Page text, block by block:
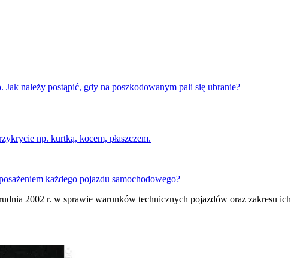
należy postąpić, gdy na poszkodowanym pali się ubranie?
np. kurtką, kocem, płaszczem.
każdego pojazdu samochodowego?
2002 r. w sprawie warunków technicznych pojazdów oraz zakresu